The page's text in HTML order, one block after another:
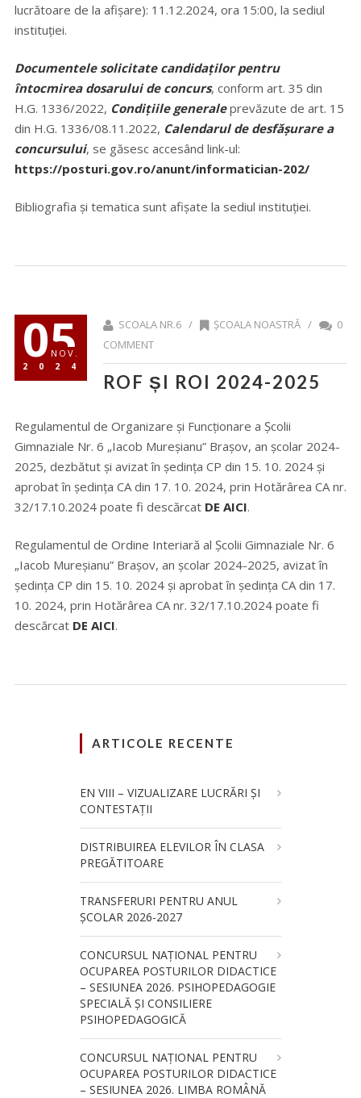
lucrătoare de la afişare): 11.12.2024, ora 15:00, la sediul
instituţiei.
Documentele solicitate candidaţilor pentru
întocmirea dosarului de concurs, conform art. 35 din
H.G. 1336/2022, Condiţiile generaleprevăzute de art. 15
din H.G. 1336/08.11.2022, Calendarul de desfăşurare a
concursului, se găsesc accesând link-ul:
https://posturi.gov.ro/anunt/informatician-202/
Bibliografia şi tematica sunt afișate la sediul instituției.
05
NOV.
2024
SCOALA NR.6 / ȘCOALA NOASTRĂ/
0
COMMENT
ROF ȘI ROI 2024-2025
Regulamentul de Organizare și Funcționare a Școlii
Gimnaziale Nr. 6 „Iacob Mureșianu” Brașov, an școlar 2024-
2025, dezbătut și avizat în ședința CP din 15. 10. 2024 și
aprobat în ședința CA din 17. 10. 2024, prin Hotărârea CA nr.
32/17.10.2024 poate fi descărcat DE AICI.
Regulamentul de Ordine Interiară al Școlii Gimnaziale Nr. 6
„Iacob Mureșianu” Brașov, an școlar 2024-2025, avizat în
ședința CP din 15. 10. 2024 și aprobat în ședința CA din 17.
10. 2024, prin Hotărârea CA nr. 32/17.10.2024 poate fi
descărcat DE AICI.
ARTICOLE RECENTE
EN VIII – VIZUALIZARE LUCRĂRI ȘI
CONTESTAȚII
DISTRIBUIREA ELEVILOR ÎN CLASA
PREGĂTITOARE
TRANSFERURI PENTRU ANUL
ȘCOLAR 2026-2027
CONCURSUL NAŢIONAL PENTRU
OCUPAREA POSTURILOR DIDACTICE
– SESIUNEA 2026. PSIHOPEDAGOGIE
SPECIALĂ ȘI CONSILIERE
PSIHOPEDAGOGICĂ
CONCURSUL NAŢIONAL PENTRU
OCUPAREA POSTURILOR DIDACTICE
– SESIUNEA 2026. LIMBA ROMÂNĂ